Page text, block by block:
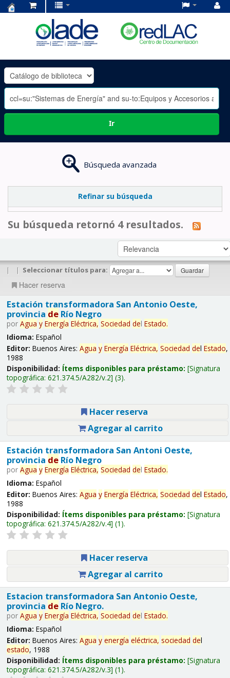
OLADE
-
Ir
Búsqueda avanzada
Refinar su búsqueda
Su búsqueda retornó 4 resultados.
| | Seleccionar títulos para:
Hacer reserva
Estación transformadora San Antonio Oeste,
provincia deRío Negro
por Agua y Energía Eléctrica, Sociedad del Estado.
Idioma: Español
Editor: Buenos Aires: Agua y Energía Eléctrica, Sociedad del Estado,
1988
Disponibilidad: Ítems disponibles para préstamo: Signatura
topográfica: 621.374.5/A282/v.2 (3).
Hacer reserva
Agregar al carrito
Estación transformadora San Antoni Oeste,
provincia deRío Negro
por Agua y Energía Eléctrica, Sociedad del Estado.
Idioma: Español
Editor: Buenos Aires: Agua y Energía Eléctrica, Sociedad del Estado,
1988
Disponibilidad: Ítems disponibles para préstamo: Signatura
topográfica: 621.374.5/A282/v.4 (1).
Hacer reserva
Agregar al carrito
Estacion transformadora San Antonio Oeste,
provincia deRío Negro.
por Agua y Energía Eléctrica, Sociedad del Estado.
Idioma: Español
Editor: Buenos Aires: Agua y energía eléctrica, sociedad del
estado, 1988
Disponibilidad: Ítems disponibles para préstamo: Signatura
topográfica: 621.374.5/A282/v.3 (1).